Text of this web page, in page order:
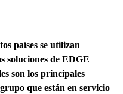
países se utilizan
soluciones de EDGE
son los principales
que están en servicio